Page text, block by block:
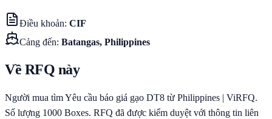
Điều khoản: CIF
Cảng đến: Batangas, Philippines
Về RFQ này
Người mua tìm Yêu cầu báo giá gạo DT8 từ Philippines | ViRFQ.
Số lượng 1000 Boxes. RFQ đã được kiểm duyệt với thông tin liên